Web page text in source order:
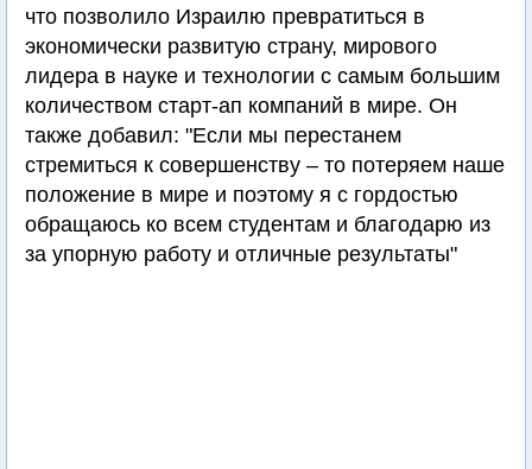
что позволило Израилю превратиться в
экономически развитую страну, мирового
лидера в науке и технологии с самым большим
количеством старт-ап компаний в мире. Он
также добавил: "Если мы перестанем
стремиться к совершенству – то потеряем наше
положение в мире и поэтому я с гордостью
обращаюсь ко всем студентам и благодарю из
за упорную работу и отличные результаты"